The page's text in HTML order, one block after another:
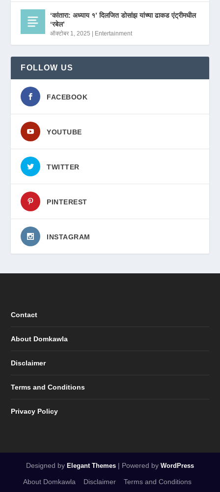
‘कांतारा: अध्याय १’ दिलजित डोसांझ यांच्या ढाकड एंट्रीमधील
‘रबेल’
ऑक्टोबर 1, 2025 Entertainment
FOLLOW US
FACEBOOK
YOUTUBE
TWITTER
PINTEREST
INSTAGRAM
Contact
About Domkawla
Disclaimer
Terms and Conditions
Privacy Policy
Designed by Elegant Themes | Powered by WordPress
About Domkawla Disclaimer Terms and Conditions